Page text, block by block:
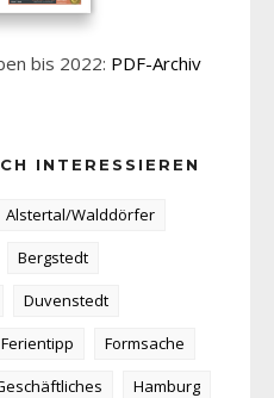
bis 2022: PDF-Archiv
INTERESSIEREN
Alstertal/Walddörfer
Bergstedt
Duvenstedt
Ferientipp
Formsache
Hamburg